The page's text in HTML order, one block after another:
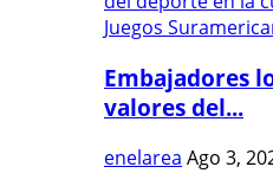
Embajadores
valores del...
enelarea Ago 3,